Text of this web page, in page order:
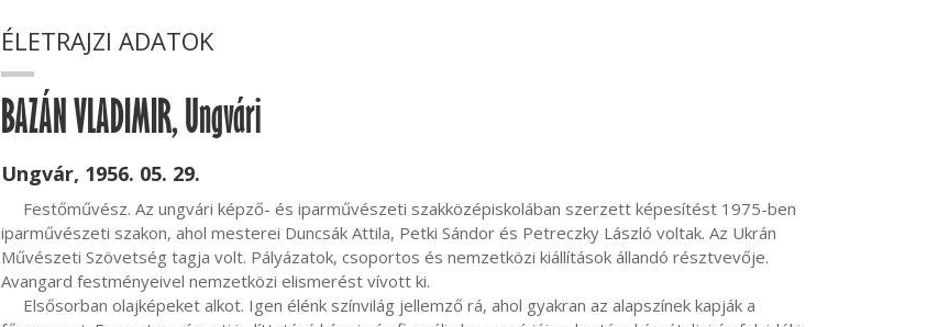
ÉLETRAJZI ADATOK
BAZÁN VLADIMIR, Ungvári
Ungvár, 1956. 05. 29.
iparművészeti szakon, ahol mesterei Duncsák Attila, Petki Sándor és Petreczky László voltak. Az Ukrán
Művészeti Szövetség tagja volt. Pályázatok, csoportos és nemzetközi kiállítások állandó résztvevője.
Avangard festményeivel nemzetközi elismerést vívott ki.